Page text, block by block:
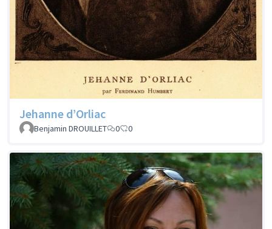
Jehanne d’Orliac
Benjamin DROUILLET 0 0